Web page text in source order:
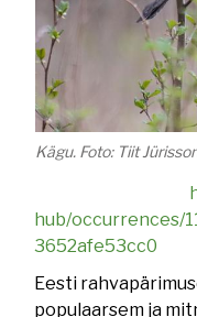
Kägu. Foto: Tiit
hub/occurrences/
3652afe53cc0
Eesti
populaarsem ja